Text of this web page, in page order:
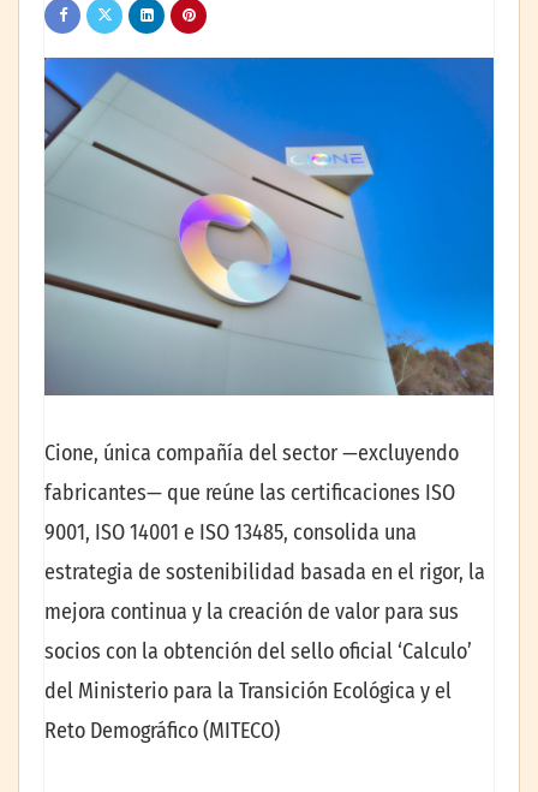
Cione, única compañía del sector —excluyendo
fabricantes— que reúne las certificaciones ISO
9001, ISO 14001 e ISO 13485, consolida una
estrategia de sostenibilidad basada en el rigor, la
mejora continua y la creación de valor para sus
socios con la obtención del sello oficial ‘Calculo’
del Ministerio para la Transición Ecológica y el
Reto Demográfico (MITECO)